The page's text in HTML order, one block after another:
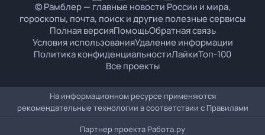
© Рамблер — главные новости России и мира,
гороскопы, почта, поиск и другие полезные сервисы
Полная версияПомощьОбратная связь
Условия использованияУдаление информации
Политика конфиденциальностиЛайкиТоп-100
Все проекты
На информационном ресурсе применяются
рекомендательные технологии в соответствии с Правилами
Партнер проекта Работа.ру